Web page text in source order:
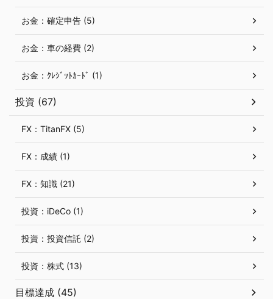
お金：確定申告 (5)
お金：車の経費 (2)
お金：ｸﾚｼﾞｯﾄｶｰﾄﾞ (1)
投資 (67)
FX：TitanFX (5)
FX：成績 (1)
FX：知識 (21)
投資：iDeCo (1)
投資：投資信託 (2)
投資：株式 (13)
目標達成 (45)